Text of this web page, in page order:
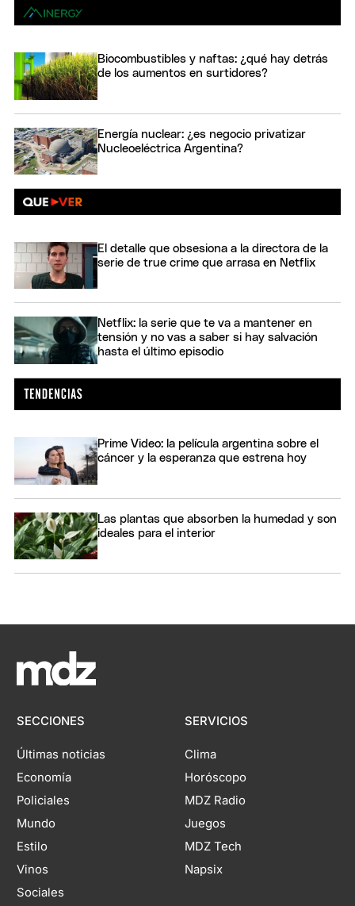
Biocombustibles y naftas: ¿qué hay detrás
de los aumentos en surtidores?
Energía nuclear: ¿es negocio privatizar
Nucleoeléctrica Argentina?
El detalle que obsesiona a la directora de la
serie de true crime que arrasa en Netflix
Netflix: la serie que te va a mantener en
tensión y no vas a saber si hay salvación
hasta el último episodio
Prime Video: la película argentina sobre el
cáncer y la esperanza que estrena hoy
Las plantas que absorben la humedad y son
ideales para el interior
SECCIONES
Últimas noticias
Economía
Policiales
Mundo
Estilo
Vinos
Sociales
SERVICIOS
Clima
Horóscopo
MDZ Radio
Juegos
MDZ Tech
Napsix